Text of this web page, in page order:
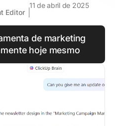
Editor
11 de abril de 2025
de marketing
hoje mesmo